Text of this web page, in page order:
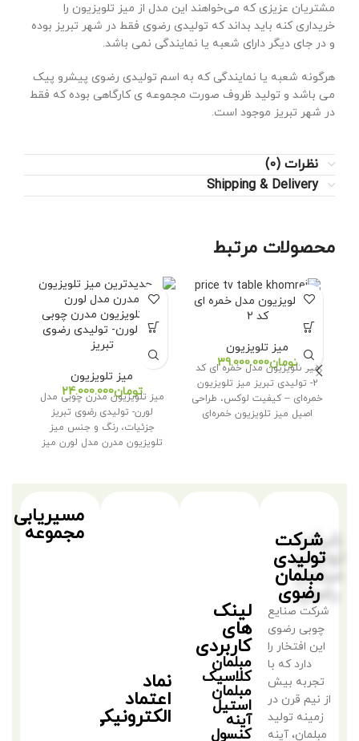
مشتریان عزیزی که می‌خواهند این مدل از میز تلویزیون را
خریداری کنه باید بداند که تولیدی رضوی فقط در شهر تبریز بوده
و در جای دیگر دارای شعبه یا نمایندگی نمی باشد.
هرگونه شعبه یا نمایندگی که به اسم تولیدی رضوی پیشرو پیک
می باشد و تولید ظروف صورت مجموعه ی کارگاهی بوده که فقط
در شهر تبریز موجود است.
نظرات (0)
Shipping & Delivery
محصولات مرتبط
میز تلویزیون مدل خمره ای
کد 2
میز تلویزیون
تومان
میز تلویزیون مدل خمره ای کد
2- تولیدی تبریز میز تلویزیون
خمره‌ای – کیفیت لوکس، طراحی
اصیل میز تلویزیون خمره‌ای
میز تلویزیون مدرن چوبی
مدل لورن- تولیدی رضوی
تبریز
میز تلویزیون
تومان
میز تلویزیون مدرن چوبی مدل
لورن- تولیدی رضوی تبریز
جزئیات، رنگ و جنس میز
تلویزیون مدرن مدل لورن میز
شرکت
تولیدی
مبلمان
رضوی
شرکت صنایع
چوبی رضوی
این افتخار را
دارد که با
تجربه بیش
از نیم قرن در
زمینه تولید
مبلمان، آینه
لینک
های
کاربردی
مبلمان
کلاسیک
مبلمان
استیل
آینه
کنسول
نماد
اعتماد
الکترونیکی
مسیریابی
مجموعه